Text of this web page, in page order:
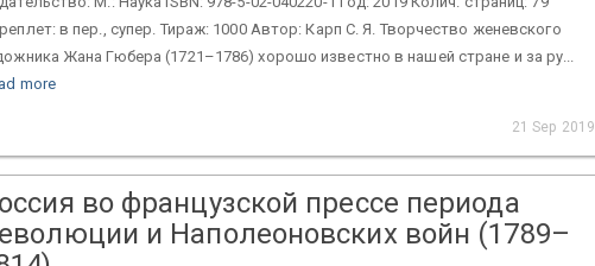
в пер., супер. Тираж: 1000 Автор: Карп С. Я. Творчество женевского
Жана Гюбера (1721–1786) хорошо известно в нашей стране и за ру...
more
21 Sep 2019
во французской прессе периода
и Наполеоновских войн (1789–